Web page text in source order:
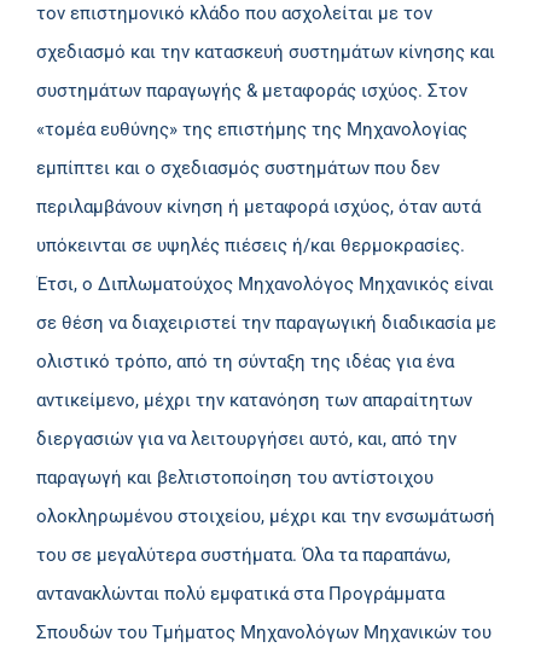
τον επιστημονικό κλάδο που ασχολείται με τον
σχεδιασμό και την κατασκευή συστημάτων κίνησης και
συστημάτων παραγωγής & μεταφοράς ισχύος. Στον
«τομέα ευθύνης» της επιστήμης της Μηχανολογίας
εμπίπτει και ο σχεδιασμός συστημάτων που δεν
περιλαμβάνουν κίνηση ή μεταφορά ισχύος, όταν αυτά
υπόκεινται σε υψηλές πιέσεις ή/και θερμοκρασίες.
Έτσι, ο Διπλωματούχος Μηχανολόγος Μηχανικός είναι
σε θέση να διαχειριστεί την παραγωγική διαδικασία με
ολιστικό τρόπο, από τη σύνταξη της ιδέας για ένα
αντικείμενο, μέχρι την κατανόηση των απαραίτητων
διεργασιών για να λειτουργήσει αυτό, και, από την
παραγωγή και βελτιστοποίηση του αντίστοιχου
ολοκληρωμένου στοιχείου, μέχρι και την ενσωμάτωσή
του σε μεγαλύτερα συστήματα. Όλα τα παραπάνω,
αντανακλώνται πολύ εμφατικά στα Προγράμματα
Σπουδών του Τμήματος Μηχανολόγων Μηχανικών του